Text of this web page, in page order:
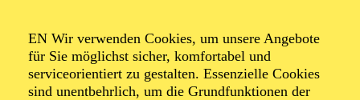
EN Wir verwenden Cookies, um unsere Angebote
für Sie möglichst sicher, komfortabel und
serviceorientiert zu gestalten. Essenzielle Cookies
sind unentbehrlich, um die Grundfunktionen der
Organiser: Theater-, Konzert- u. Gastspieldirektion OTTO
HOFNER GMBH
TICKETS